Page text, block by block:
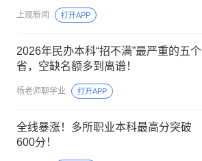
上观新闻 打开APP
2026年民办本科“招不满”最严重的五个
省，空缺名额多到离谱！
杨老师聊学业 打开APP
全线暴涨！多所职业本科最高分突破
600分！